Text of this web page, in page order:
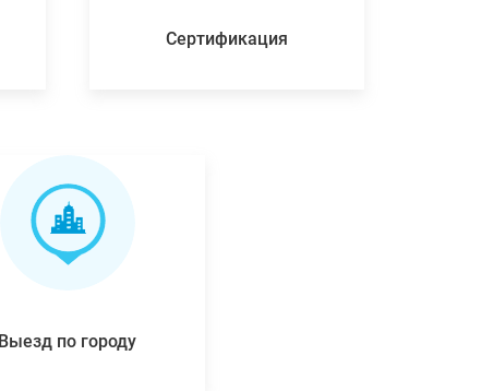
Сертификация
Выезд по городу